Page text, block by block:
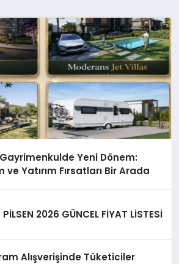
Gayrimenkulde Yeni Dönem:
Yatırım Fırsatları Bir Arada
PİLSEN 2026 GÜNCEL FİYAT LİSTESİ
Alışverişinde Tüketiciler